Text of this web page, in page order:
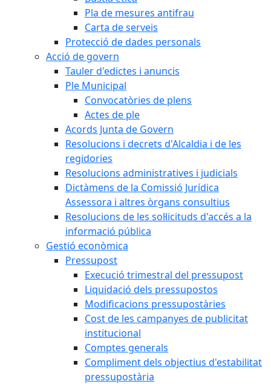
Pla de mesures antifrau
Carta de serveis
Protecció de dades personals
Acció de govern
Tauler d'edictes i anuncis
Ple Municipal
Convocatòries de plens
Actes de ple
Acords Junta de Govern
Resolucions i decrets d'Alcaldia i de les
regidories
Resolucions administratives i judicials
Dictàmens de la Comissió Jurídica
Assessora i altres òrgans consultius
Resolucions de les sol·licituds d'accés a la
informació pública
Gestió econòmica
Pressupost
Execució trimestral del pressupost
Liquidació dels pressupostos
Modificacions pressupostàries
Cost de les campanyes de publicitat
institucional
Comptes generals
Compliment dels objectius d'estabilitat
pressupostària